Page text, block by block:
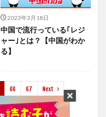
2023年3月18日
中国で流行っている｢レジ
ャー｣とは？【中国がわか
る】
66 67 Next